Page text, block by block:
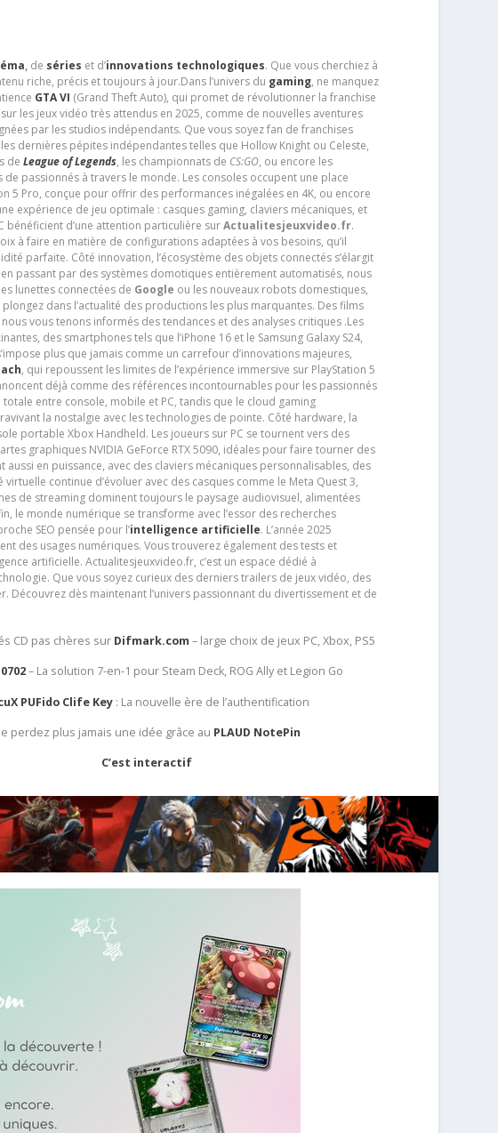
,de séries et d’innovations technologiques. Que vous cherchiez à
riche, précis et toujours à jour.Dans l’univers du gaming, ne manquez
GTA VI (Grand Theft Auto), qui promet de révolutionner la franchise
les jeux vidéo très attendus en 2025, comme de nouvelles aventures
par les studios indépendants. Que vous soyez fan de franchises
dernières pépites indépendantes telles que Hollow Knight ou Celeste,
de League of Legends, les championnats de CS:GO, ou encore les
passionnés à travers le monde. Les consoles occupent une place
5 Pro, conçue pour offrir des performances inégalées en 4K, ou encore
expérience de jeu optimale : casques gaming, claviers mécaniques, et
bénéficient d’une attention particulière surActualitesjeuxvideo.fr.
à faire en matière de configurations adaptées à vos besoins, qu’il
parfaite. Côté innovation, l’écosystème des objets connectés s’élargit
en passant par des systèmes domotiques entièrement automatisés, nous
lunettes connectées de Google ou les nouveaux robots domestiques,
dans l’actualité des productions les plus marquantes. Des films
nous vous tenons informés des tendances et des analyses critiques .Les
des smartphones tels que l’iPhone 16 et le Samsung Galaxy S24,
plus que jamais comme un carrefour d’innovations majeures,
, qui repoussent les limites de l’expérience immersive sur PlayStation 5
déjà comme des références incontournables pour les passionnés
entre console, mobile et PC, tandis que le cloud gaming
la nostalgie avec les technologies de pointe. Côté hardware, la
portable Xbox Handheld. Les joueurs sur PC se tournent vers des
graphiques NVIDIA GeForce RTX 5090, idéales pour faire tourner des
en puissance, avec des claviers mécaniques personnalisables, des
continue d’évoluer avec des casques comme le Meta Quest 3,
de streaming dominent toujours le paysage audiovisuel, alimentées
le monde numérique se transforme avec l’essor des recherches
SEO pensée pour l’intelligence artificielle. L’année 2025
des usages numériques. Vous trouverez également des tests et
artificielle. Actualitesjeuxvideo.fr, c’est un espace dédié à
Que vous soyez curieux des derniers trailers de jeux vidéo, des
dès maintenant l’univers passionnant du divertissement et de
CD pas chères sur Difmark.com – large choix de jeux PC, Xbox, PS5
– La solution 7-en-1 pour Steam Deck, ROG Ally et Legion Go
PUFido Clife Key : La nouvelle ère de l’authentification
perdez plus jamais une idée grâce au PLAUD NotePin
C’est interactif